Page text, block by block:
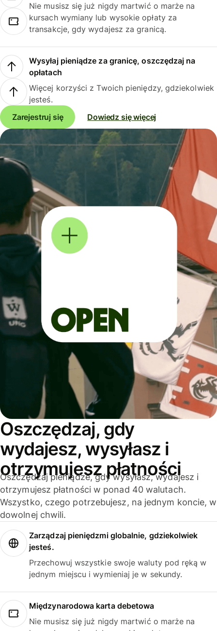
Nie musisz się już nigdy martwić o marże na
kursach wymiany lub wysokie opłaty za
transakcje, gdy wydajesz za granicą.
Wysyłaj pieniądze za granicę, oszczędzaj na
opłatach
Więcej korzyści z Twoich pieniędzy, gdziekolwiek
jesteś.
Zarejestruj się
Dowiedz się więcej
Oszczędzaj, gdy
wydajesz, wysyłasz i
otrzymujesz płatności
Oszczędzaj pieniądze, gdy wysyłasz, wydajesz i
otrzymujesz płatności w ponad 40 walutach.
Wszystko, czego potrzebujesz, na jednym koncie, w
dowolnej chwili.
Zarządzaj pieniędzmi globalnie, gdziekolwiek
jesteś.
Przechowuj wszystkie swoje waluty pod ręką w
jednym miejscu i wymieniaj je w sekundy.
Międzynarodowa karta debetowa
Nie musisz się już nigdy martwić o marże na